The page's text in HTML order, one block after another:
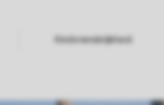
Service Rating from our guests
Kindvriendelijkheid